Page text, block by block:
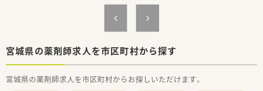
■地域医療への貢献を第一に考え、かかりつけ薬局機能の強化や
在宅医療の推進に注力しています。
宮城県の薬剤師求人を市区町村から探す
宮城県の薬剤師求人を市区町村からお探しいただけます。